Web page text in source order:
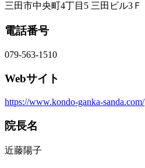
三田市中央町4丁目5 三田ビル3Ｆ
電話番号
079-563-1510
Webサイト
https://www.kondo-ganka-sanda.com/
院長名
近藤陽子